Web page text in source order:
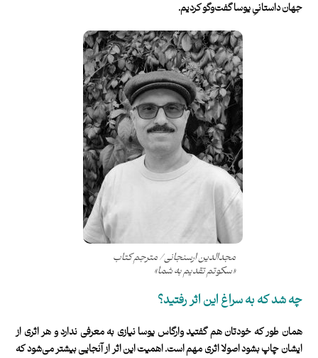
جهان داستانیِ يوسا گفت‌وگو كرديم.
مجدالدین ارسنجانی/ مترجم کتاب
«سکوتم تقدیم به شما»
چه شد كه به سراغ اين اثر رفتيد؟
همان طور كه خودتان هم گفتيد وارگاس ‌يوسا نيازی به معرفی ندارد و هر اثری از
ايشان چاپ بشود اصولا اثری مهم ‌است. اهميت اين اثر از آنجايی بيشتر می‌شود كه